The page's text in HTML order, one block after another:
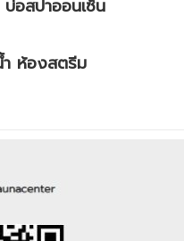
บ่อสปาออนเซ็น
ห้องสตรีม